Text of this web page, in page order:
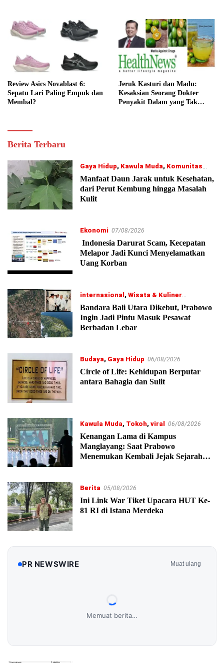
Review Asics Novablast 6:
Sepatu Lari Paling Empuk dan
Membal?
Jeruk Kasturi dan Madu:
Kesaksian Seorang Dokter
Penyakit Dalam yang Tak
Konvergensi
MATRA
Berita Terbaru
Gaya Hidup, Kawula Muda, Komunitas
07/08/2026
Manfaat Daun Jarak untuk Kesehatan,
dari Perut Kembung hingga Masalah
Kulit
Ekonomi 07/08/2026
Indonesia Darurat Scam, Kecepatan
Melapor Jadi Kunci Menyelamatkan
Uang Korban
internasional, Wisata & Kuliner
06/08/2026
Bandara Bali Utara Dikebut, Prabowo
Ingin Jadi Pintu Masuk Pesawat
Berbadan Lebar
Budaya, Gaya Hidup 06/08/2026
Circle of Life: Kehidupan Berputar
antara Bahagia dan Sulit
Kawula Muda, Tokoh, viral 06/08/2026
Kenangan Lama di Kampus
Manglayang: Saat Prabowo
Menemukan Kembali Jejak Sejarah
Berita 05/08/2026
Ini Link War Tiket Upacara HUT Ke-
81 RI di Istana Merdeka
PR NEWSWIRE Muat ulang
Memuat berita…